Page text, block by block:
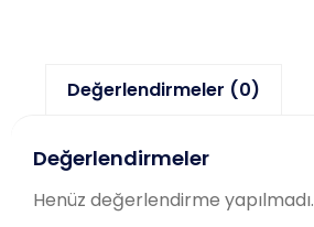
Değerlendirmeler (0)
Değerlendirmeler
Henüz değerlendirme yapılmadı.